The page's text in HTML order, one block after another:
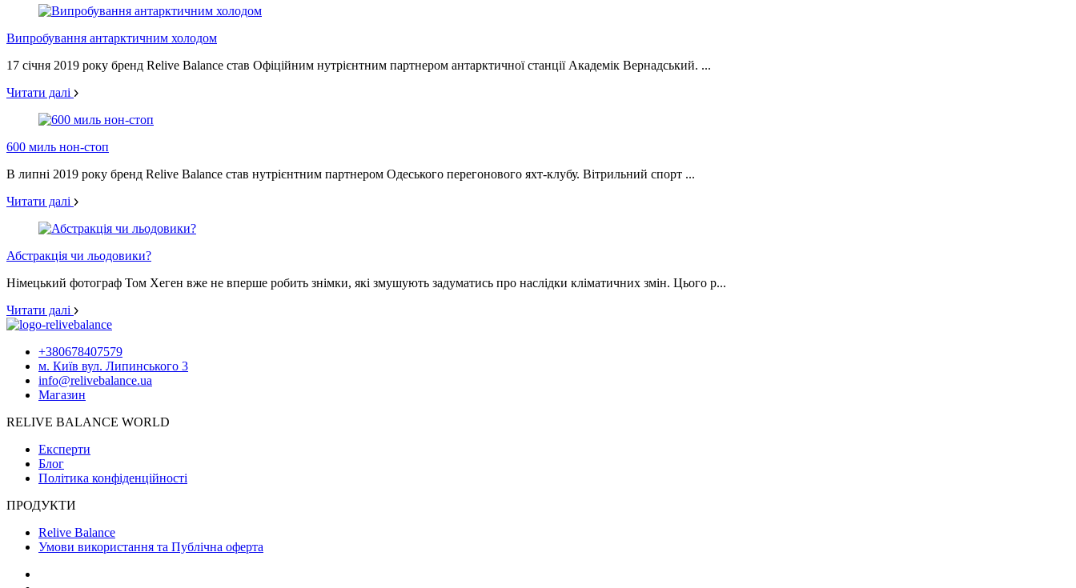
Випробування антарктичним холодом
17 січня 2019 року бренд Relive Balance став Офіційним нутрієнтним партнером антарктичної станції Академік Вернадський. ...
Читати далі
600 миль нон-стоп
В липні 2019 року бренд Relive Balance став нутрієнтним партнером Одеського перегонового яхт-клубу. Вітрильний спорт ...
Читати далі
Абстракція чи льодовики?
Німецький фотограф Том Хеген вже не вперше робить знімки, які змушують задуматись про наслідки кліматичних змін. Цього р...
Читати далі
+380678407579
м. Київ вул. Липинського 3
info@relivebalance.ua
Магазин
RELIVE BALANCE WORLD
Експерти
Блог
Політика конфіденційності
ПРОДУКТИ
Relive Balance
Умови використання та Публічна оферта